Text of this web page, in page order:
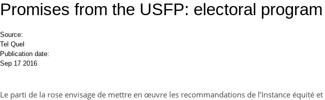
Promises from the USFP: electoral
Source:
Tel Quel
Publication date:
Sep 17 2016
Le parti de la rose envisage de mettre en œuvre les recommandations de l’Instance équité